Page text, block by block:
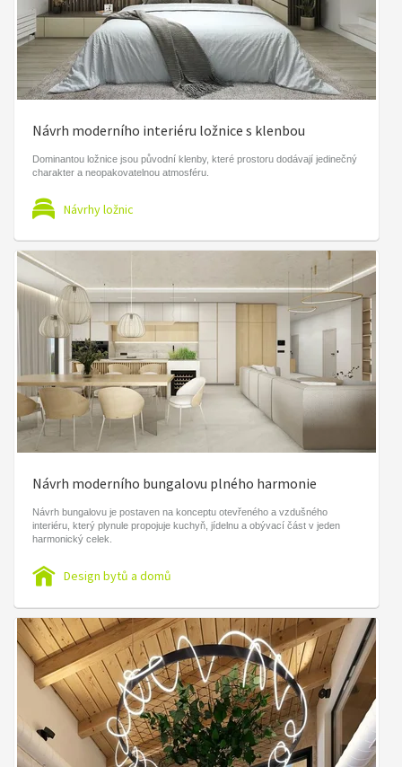
Návrh moderního interiéru ložnice s klenbou
Dominantou ložnice jsou původní klenby, které prostoru dodávají jedinečný
charakter a neopakovatelnou atmosféru.
Návrhy ložnic
Návrh moderního bungalovu plného harmonie
Návrh bungalovu je postaven na konceptu otevřeného a vzdušného
interiéru, který plynule propojuje kuchyň, jídelnu a obývací část v jeden
harmonický celek.
Design bytů a domů